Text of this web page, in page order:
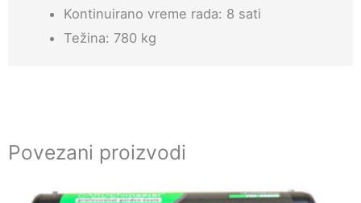
Kontinuirano vreme rada: 8 sati
Težina: 780 kg
Povezani proizvodi